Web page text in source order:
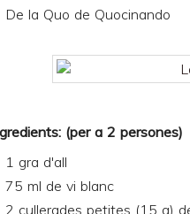
De la Quo de Quocinando
(per a 2 persones)
1 gra d'all
75 ml de vi blanc
2 cullerades petites (15 g)